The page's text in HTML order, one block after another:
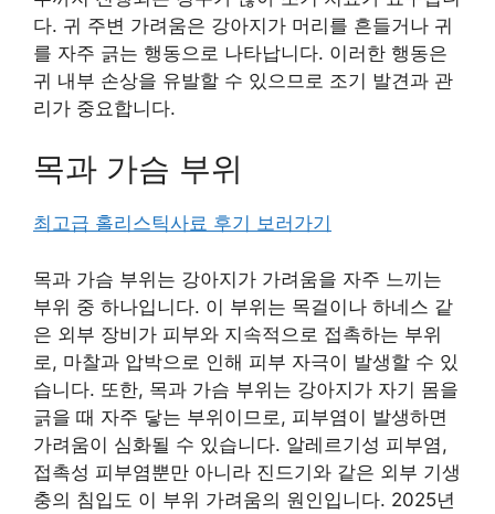
다. 귀 주변 가려움은 강아지가 머리를 흔들거나 귀
를 자주 긁는 행동으로 나타납니다. 이러한 행동은
귀 내부 손상을 유발할 수 있으므로 조기 발견과 관
리가 중요합니다.
목과 가슴 부위
최고급 홀리스틱사료 후기 보러가기
목과 가슴 부위는 강아지가 가려움을 자주 느끼는
부위 중 하나입니다. 이 부위는 목걸이나 하네스 같
은 외부 장비가 피부와 지속적으로 접촉하는 부위
로, 마찰과 압박으로 인해 피부 자극이 발생할 수 있
습니다. 또한, 목과 가슴 부위는 강아지가 자기 몸을
긁을 때 자주 닿는 부위이므로, 피부염이 발생하면
가려움이 심화될 수 있습니다. 알레르기성 피부염,
접촉성 피부염뿐만 아니라 진드기와 같은 외부 기생
충의 침입도 이 부위 가려움의 원인입니다. 2025년